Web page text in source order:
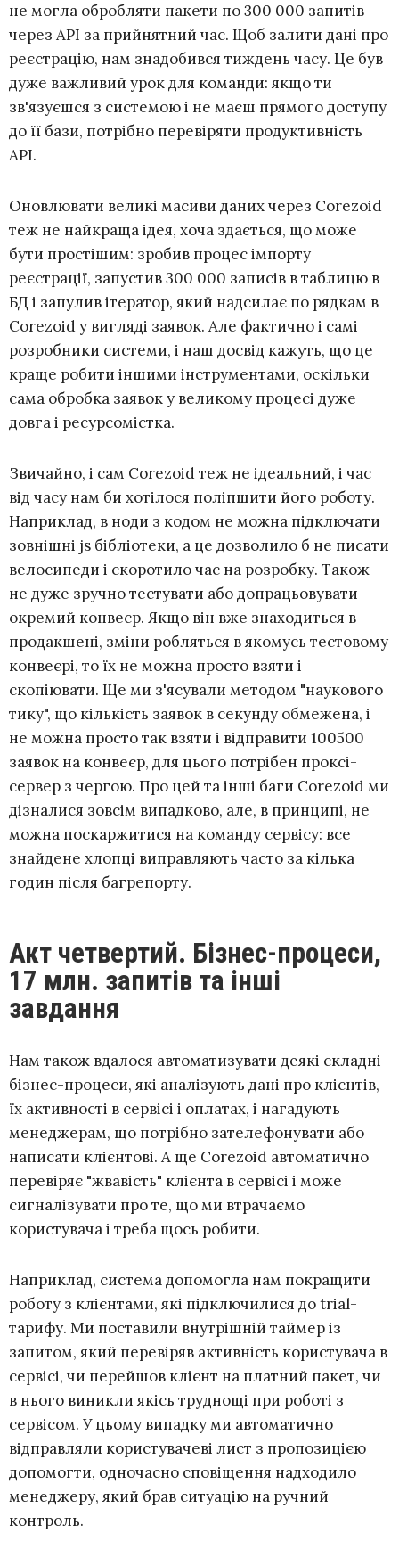
не могла обробляти пакети по 300 000 запитів
через API за прийнятний час. Щоб залити дані про
реєстрацію, нам знадобився тиждень часу. Це був
дуже важливий урок для команди: якщо ти
зв'язуєшся з системою і не маєш прямого доступу
до її бази, потрібно перевіряти продуктивність
API.
Оновлювати великі масиви даних через Corezoid
теж не найкраща ідея, хоча здається, що може
бути простішим: зробив процес імпорту
реєстрації, запустив 300 000 записів в таблицю в
БД і запулив ітератор, який надсилає по рядкам в
Corezoid у вигляді заявок. Але фактично і самі
розробники системи, і наш досвід кажуть, що це
краще робити іншими інструментами, оскільки
сама обробка заявок у великому процесі дуже
довга і ресурсомістка.
Звичайно, і сам Corezoid теж не ідеальний, і час
від часу нам би хотілося поліпшити його роботу.
Наприклад, в ноди з кодом не можна підключати
зовнішні js бібліотеки, а це дозволило б не писати
велосипеди і скоротило час на розробку. Також
не дуже зручно тестувати або допрацьовувати
окремий конвеєр. Якщо він вже знаходиться в
продакшені, зміни робляться в якомусь тестовому
конвеєрі, то їх не можна просто взяти і
скопіювати. Ще ми з'ясували методом "наукового
тику", що кількість заявок в секунду обмежена, і
не можна просто так взяти і відправити 100500
заявок на конвеєр, для цього потрібен проксі-
сервер з чергою. Про цей та інші баги Corezoid ми
дізналися зовсім випадково, але, в принципі, не
можна поскаржитися на команду сервісу: все
знайдене хлопці виправляють часто за кілька
годин після багрепорту.
Акт четвертий. Бізнес-процеси,
17 млн. запитів та інші
завдання
Нам також вдалося автоматизувати деякі складні
бізнес-процеси, які аналізують дані про клієнтів,
їх активності в сервісі і оплатах, і нагадують
менеджерам, що потрібно зателефонувати або
написати клієнтові. А ще Corezoid автоматично
перевіряє "жвавість" клієнта в сервісі і може
сигналізувати про те, що ми втрачаємо
користувача і треба щось робити.
Наприклад, система допомогла нам покращити
роботу з клієнтами, які підключилися до trial-
тарифу. Ми поставили внутрішній таймер із
запитом, який перевіряв активність користувача в
сервісі, чи перейшов клієнт на платний пакет, чи
в нього виникли якісь труднощі при роботі з
сервісом. У цьому випадку ми автоматично
відправляли користувачеві лист з пропозицією
допомогти, одночасно сповіщення надходило
менеджеру, який брав ситуацію на ручний
контроль.